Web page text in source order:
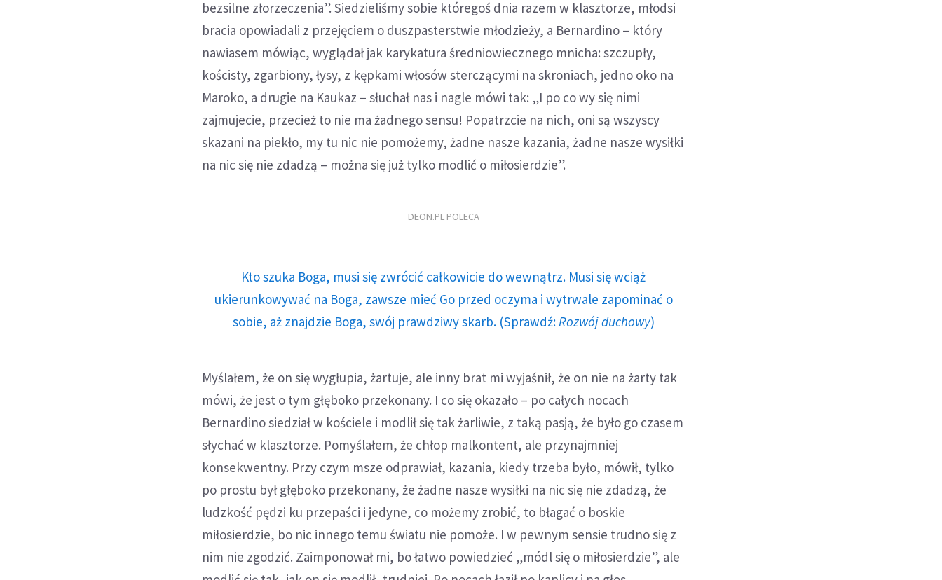
bezsilne złorzeczenia”. Siedzieliśmy sobie któregoś dnia razem w klasztorze, młodsi
bracia opowiadali z przejęciem o duszpasterstwie młodzieży, a Bernardino – który
nawiasem mówiąc, wyglądał jak karykatura średniowiecznego mnicha: szczupły,
kościsty, zgarbiony, łysy, z kępkami włosów sterczącymi na skroniach, jedno oko na
Maroko, a drugie na Kaukaz – słuchał nas i nagle mówi tak: „I po co wy się nimi
zajmujecie, przecież to nie ma żadnego sensu! Popatrzcie na nich, oni są wszyscy
skazani na piekło, my tu nic nie pomożemy, żadne nasze kazania, żadne nasze wysiłki
na nic się nie zdadzą – można się już tylko modlić o miłosierdzie”.
DEON.PL POLECA
Kto szuka Boga, musi się zwrócić całkowicie do wewnątrz. Musi się wciąż
ukierunkowywać na Boga, zawsze mieć Go przed oczyma i wytrwale zapominać o
sobie, aż znajdzie Boga, swój prawdziwy skarb. (Sprawdź: Rozwój duchowy)
Myślałem, że on się wygłupia, żartuje, ale inny brat mi wyjaśnił, że on nie na żarty tak
mówi, że jest o tym głęboko przekonany. I co się okazało – po całych nocach
Bernardino siedział w kościele i modlił się tak żarliwie, z taką pasją, że było go czasem
słychać w klasztorze. Pomyślałem, że chłop malkontent, ale przynajmniej
konsekwentny. Przy czym msze odprawiał, kazania, kiedy trzeba było, mówił, tylko
po prostu był głęboko przekonany, że żadne nasze wysiłki na nic się nie zdadzą, że
ludzkość pędzi ku przepaści i jedyne, co możemy zrobić, to błagać o boskie
miłosierdzie, bo nic innego temu światu nie pomoże. I w pewnym sensie trudno się z
nim nie zgodzić. Zaimponował mi, bo łatwo powiedzieć „módl się o miłosierdzie”, ale